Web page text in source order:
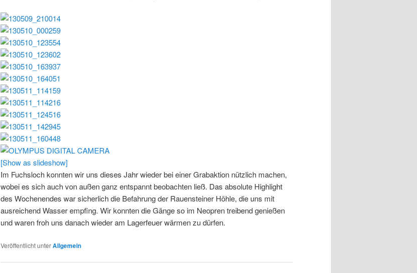
[Show as slideshow]
Im Fuchsloch konnten wir uns dieses Jahr wieder bei einer Grabaktion nützlich machen,
wobei es sich auch von außen ganz entspannt beobachten ließ. Das absolute Highlight
des Wochenendes war sicherlich die Befahrung der Rauensteiner Höhle, die uns mit
ausreichend Wasser empfing. Wir konnten die Gänge so im Neopren treibend genießen
und waren froh uns danach wieder am Lagerfeuer wärmen zu dürfen.
Veröffentlicht unterAllgemein